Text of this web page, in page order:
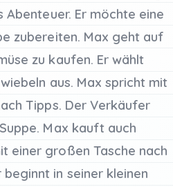
Abenteuer. Er möchte eine
zubereiten. Max geht auf
zu kaufen. Er wählt
aus. Max spricht mit
Tipps. Der Verkäufer
Suppe. Max kauft auch
einer großen Tasche nach
beginnt in seiner kleinen